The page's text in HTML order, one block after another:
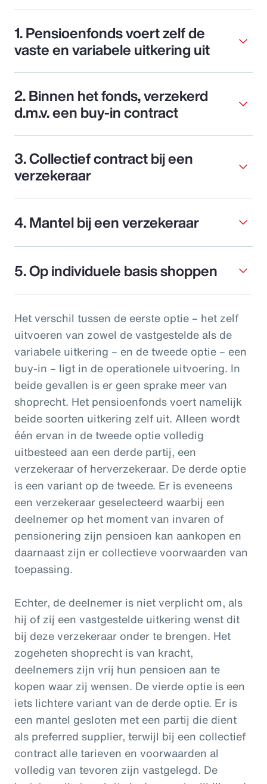
1. Pensioenfonds voert zelf de
vaste en variabele uitkering uit
2. Binnen het fonds, verzekerd
d.m.v. een buy-in contract
3. Collectief contract bij een
verzekeraar
4. Mantel bij een verzekeraar
5. Op individuele basis shoppen
Het verschil tussen de eerste optie – het zelf
uitvoeren van zowel de vastgestelde als de
variabele uitkering – en de tweede optie – een
buy-in – ligt in de operationele uitvoering. In
beide gevallen is er geen sprake meer van
shoprecht. Het pensioenfonds voert namelijk
beide soorten uitkering zelf uit. Alleen wordt
één ervan in de tweede optie volledig
uitbesteed aan een derde partij, een
verzekeraar of herverzekeraar. De derde optie
is een variant op de tweede. Er is eveneens
een verzekeraar geselecteerd waarbij een
deelnemer op het moment van invaren of
pensionering zijn pensioen kan aankopen en
daarnaast zijn er collectieve voorwaarden van
toepassing.
Echter, de deelnemer is niet verplicht om, als
hij of zij een vastgestelde uitkering wenst dit
bij deze verzekeraar onder te brengen. Het
zogeheten shoprecht is van kracht,
deelnemers zijn vrij hun pensioen aan te
kopen waar zij wensen. De vierde optie is een
iets lichtere variant van de derde optie. Er is
een mantel gesloten met een partij die dient
als preferred supplier, terwijl bij een collectief
contract alle tarieven en voorwaarden al
volledig van tevoren zijn vastgelegd. De